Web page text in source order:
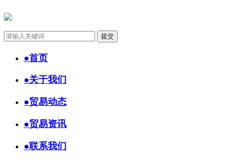
●首页
●关于我们
●贸易动态
●贸易资讯
●联系我们